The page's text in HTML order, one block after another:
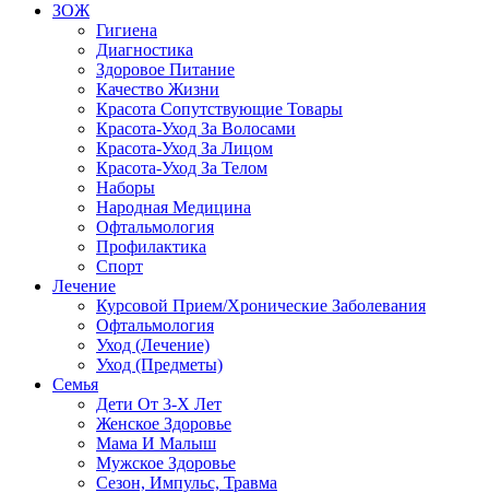
ЗОЖ
Гигиена
Диагностика
Здоровое Питание
Качество Жизни
Красота Сопутствующие Товары
Красота-Уход За Волосами
Красота-Уход За Лицом
Красота-Уход За Телом
Наборы
Народная Медицина
Офтальмология
Профилактика
Спорт
Лечение
Курсовой Прием/Хронические Заболевания
Офтальмология
Уход (Лечение)
Уход (Предметы)
Семья
Дети От 3-Х Лет
Женское Здоровье
Мама И Малыш
Мужское Здоровье
Сезон, Импульс, Травма